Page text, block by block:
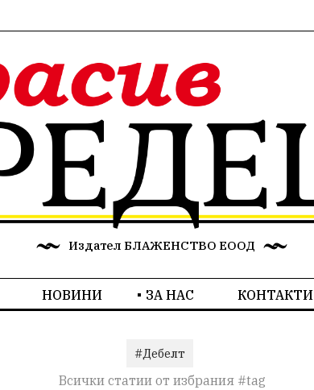
Издател БЛАЖЕНСТВО ЕООД
НОВИНИ ЗА НАС КОНТАКТИ
#Дебелт
Всички статии от избрания #tag